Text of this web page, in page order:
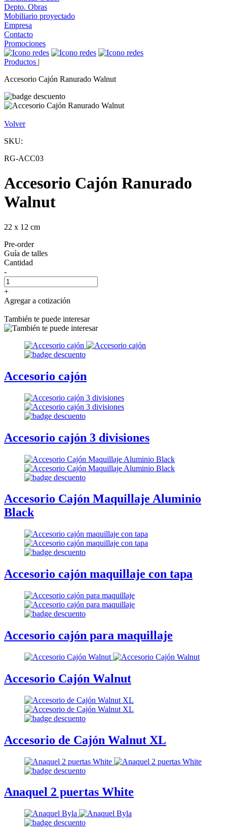
Depto. Obras
Mobiliario proyectado
Empresa
Contacto
Promociones
Productos |
Accesorio Cajón Ranurado Walnut
Volver
SKU:
RG-ACC03
Accesorio Cajón Ranurado
Walnut
22 x 12 cm
Pre-order
Guía de talles
Cantidad
-
+
Agregar a cotización
También te puede interesar
Accesorio cajón
Accesorio cajón 3 divisiones
Accesorio Cajón Maquillaje Aluminio
Black
Accesorio cajón maquillaje con tapa
Accesorio cajón para maquillaje
Accesorio Cajón Walnut
Accesorio de Cajón Walnut XL
Anaquel 2 puertas White